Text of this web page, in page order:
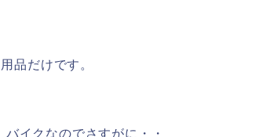
品だけです。
イクなのでさすがに・・